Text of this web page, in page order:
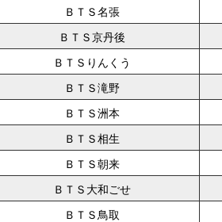
ＢＴＳ名張
ＢＴＳ京丹後
ＢＴＳりんくう
ＢＴＳ滝野
ＢＴＳ洲本
ＢＴＳ相生
ＢＴＳ朝来
ＢＴＳ大和ごせ
ＢＴＳ鳥取